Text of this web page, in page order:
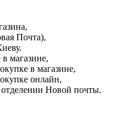
Почта),
магазине,
в магазине,
онлайн,
Новой почты.